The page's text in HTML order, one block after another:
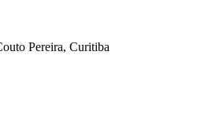
Pereira, Curitiba